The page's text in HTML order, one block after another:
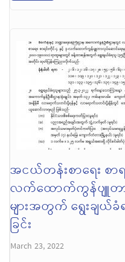
အငယ်တန်းစာရေး စာ
လက်ထောက်ကွန်ပျူတာ
များအတွက် ရွေးချယ်ခံ
ခြင်း
March 23, 2022